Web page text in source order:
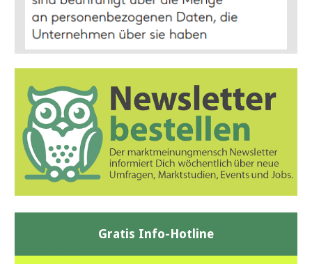
Gratis Info-Hotline